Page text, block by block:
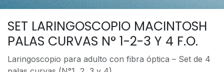
SET LARINGOSCOPIO MACINTOSH
PALAS CURVAS N° 1-2-3 Y 4 F.O.
Laringoscopio para adulto con fibra óptica – Set de 4